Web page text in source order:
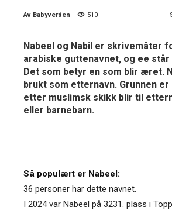
Av Babyverden 510
Nabeel og Nabil er skrivemåter
arabiske guttenavnet, og ee
Det som betyr en som blir æret.
brukt som etternavn. Grunnen
etter muslimsk skikk blir til
eller barnebarn.
Så populært er Nabeel:
36 personer har dette navnet.
I 2024 var Nabeel på 3231. plass i